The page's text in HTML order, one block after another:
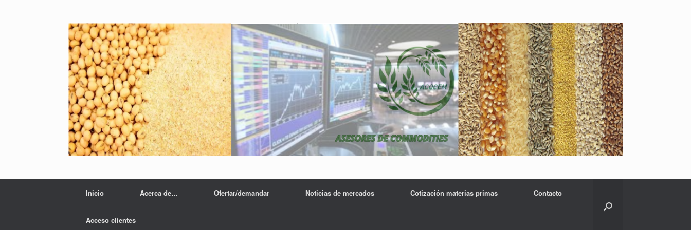
Inicio Acerca de… Ofertar/demandar Noticias de mercados Cotización materias primas Contacto
Acceso clientes